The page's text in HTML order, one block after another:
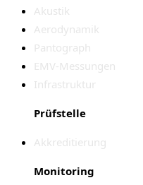
Akustik
Aerodynamik
Pantograph
EMV-Messungen
Infrastruktur
Prüfstelle
Akkreditierung
Monitoring